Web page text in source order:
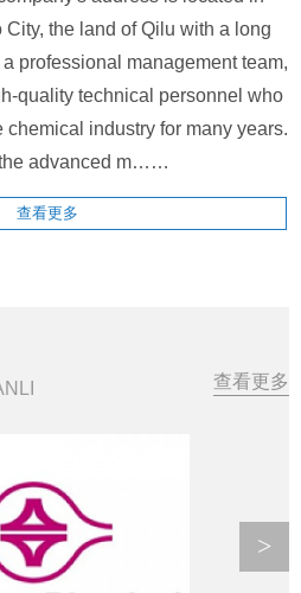
the land of Qilu with a long
professional management team,
quality technical personnel who
industry for many years.
advanced m……
查看更多
查看更多
>